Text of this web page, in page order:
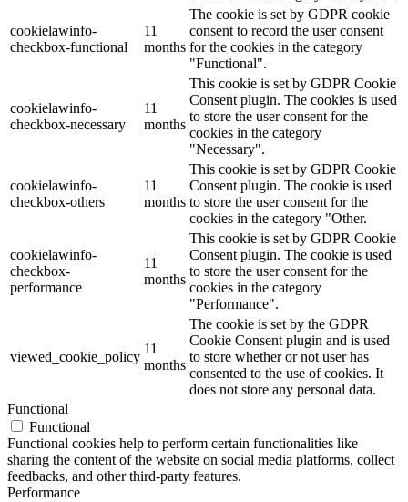
cookielawinfo-
checkbox-functional
11
months
The cookie is set by GDPR cookie
consent to record the user consent
for the cookies in the category
"Functional".
cookielawinfo-
checkbox-necessary
11
months
This cookie is set by GDPR Cookie
Consent plugin. The cookies is used
to store the user consent for the
cookies in the category
"Necessary".
cookielawinfo-
checkbox-others
11
months
This cookie is set by GDPR Cookie
Consent plugin. The cookie is used
to store the user consent for the
cookies in the category "Other.
cookielawinfo-
checkbox-
performance
11
months
This cookie is set by GDPR Cookie
Consent plugin. The cookie is used
to store the user consent for the
cookies in the category
"Performance".
viewed_cookie_policy
11
months
The cookie is set by the GDPR
Cookie Consent plugin and is used
to store whether or not user has
consented to the use of cookies. It
does not store any personal data.
Functional
Functional
Functional cookies help to perform certain functionalities like
sharing the content of the website on social media platforms, collect
feedbacks, and other third-party features.
Performance